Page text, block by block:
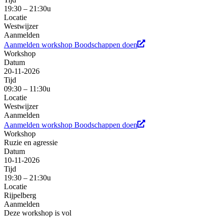
19:30 – 21:30u
Locatie
Westwijzer
Aanmelden
Aanmelden workshop Boodschappen doen
Workshop
Datum
20-11-2026
Tijd
09:30 – 11:30u
Locatie
Westwijzer
Aanmelden
Aanmelden workshop Boodschappen doen
Workshop
Ruzie en agressie
Datum
10-11-2026
Tijd
19:30 – 21:30u
Locatie
Rijpelberg
Aanmelden
Deze workshop is vol